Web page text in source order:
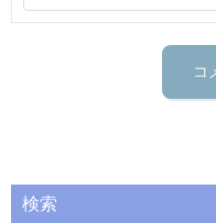
検索